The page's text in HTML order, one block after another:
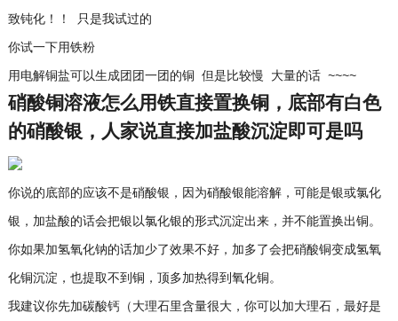
致钝化！！ 只是我试过的
你试一下用铁粉
用电解铜盐可以生成团团一团的铜 但是比较慢 大量的话 ~~~~
硝酸铜溶液怎么用铁直接置换铜，底部有白色
的硝酸银，人家说直接加盐酸沉淀即可是吗
你说的底部的应该不是硝酸银，因为硝酸银能溶解，可能是银或氯化
银，加盐酸的话会把银以氯化银的形式沉淀出来，并不能置换出铜。
你如果加氢氧化钠的话加少了效果不好，加多了会把硝酸铜变成氢氧
化铜沉淀，也提取不到铜，顶多加热得到氧化铜。
我建议你先加碳酸钙（大理石里含量很大，你可以加大理石，最好是